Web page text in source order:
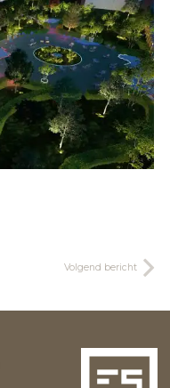
Volgend bericht